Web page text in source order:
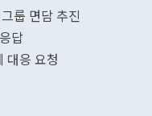
룹 면담 추진
답
대응 요청